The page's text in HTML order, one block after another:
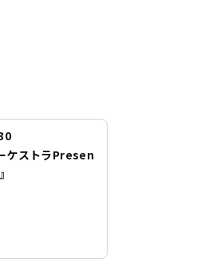
ケストラPresen